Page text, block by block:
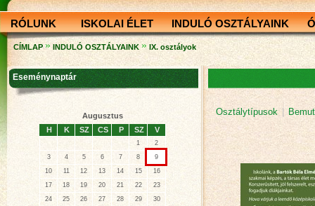
RÓLUNK ISKOLAI ÉLET INDULÓ OSZTÁLYAINK
CÍMLAP » INDULÓ OSZTÁLYAINK » IX. osztályok
Osztálytípusok
Eseménynaptár
Augusztus
H
K SZ CS P SZ V
1
2
3
4 5 6 7 8
9
10
11 12 13 14 15
16
17
18 19 20 21 22
23
24
25 26 27 28 29
30